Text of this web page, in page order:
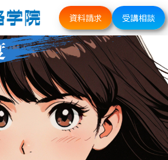
資料請求 受講相談